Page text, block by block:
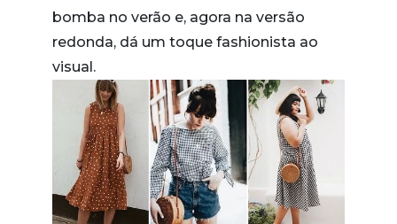
bomba no verão e, agora na versão
redonda, dá um toque fashionista ao
visual.